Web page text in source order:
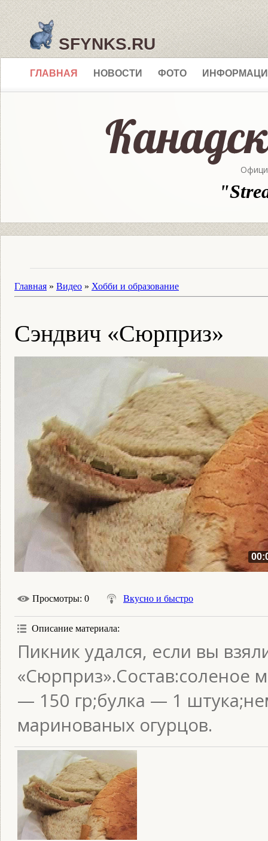
SFYNKS.RU
ГЛАВНАЯ НОВОСТИ ФОТО
Главная » Видео » Хобби и образование
Сэндвич «Сюрприз»
Просмотры: 0 Вкусно и быстро
Описание материала:
Пикник удался, если вы
«Сюрприз».Состав:соленое
— 150 гр;булка — 1
маринованых огурцов.